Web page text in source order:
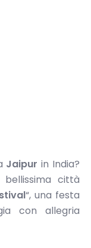
Jaipur in India?
città
“, una festa
con allegria